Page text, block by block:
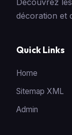
Découvrez
décoration et
Quick Links
Home
Sitemap XML
Admin